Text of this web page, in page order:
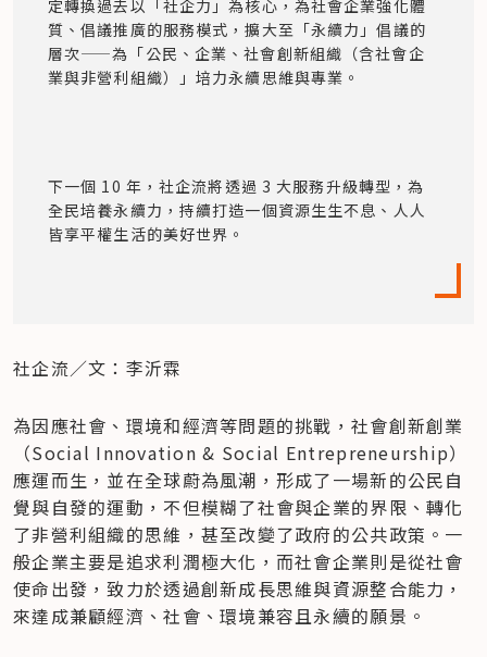
定轉換過去以「社企力」為核心，為社會企業強化體
質、倡議推廣的服務模式，擴大至「永續力」倡議的
層次——為「公民、企業、社會創新組織（含社會企
業與非營利組織）」培力永續思維與專業。
下一個 10 年，社企流將透過 3 大服務升級轉型，為
全民培養永續力，持續打造一個資源生生不息、人人
皆享平權生活的美好世界。
社企流／文：李沂霖
為因應社會、環境和經濟等問題的挑戰，社會創新創業
（Social Innovation & Social Entrepreneurship）
應運而生，並在全球蔚為風潮，形成了一場新的公民自
覺與自發的運動，不但模糊了社會與企業的界限、轉化
了非營利組織的思維，甚至改變了政府的公共政策。一
般企業主要是追求利潤極大化，而社會企業則是從社會
使命出發，致力於透過創新成長思維與資源整合能力，
來達成兼顧經濟、社會、環境兼容且永續的願景。